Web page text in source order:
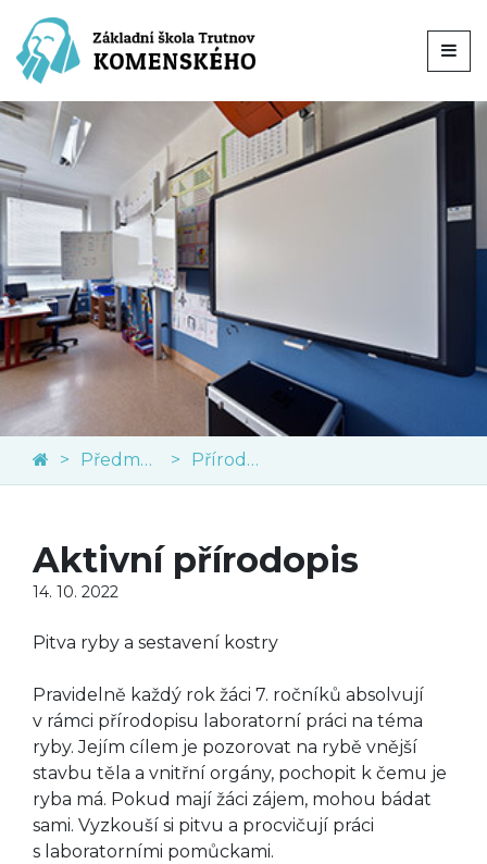
Předměty Přírodní vědy
Aktivní přírodopis
14. 10. 2022
Pitva ryby a sestavení kostry
Pravidelně každý rok žáci 7. ročníků absolvují
v rámci přírodopisu laboratorní práci na téma
ryby. Jejím cílem je pozorovat na rybě vnější
stavbu těla a vnitřní orgány, pochopit k čemu je
ryba má. Pokud mají žáci zájem, mohou bádat
sami. Vyzkouší si pitvu a procvičují práci
s laboratorními pomůckami.